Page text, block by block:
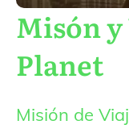
Misón
Planet
Misión de